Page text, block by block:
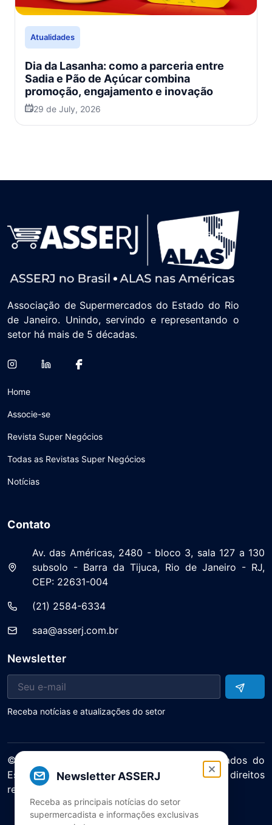
Atualidades
Dia da Lasanha: como a parceria entre
Sadia e Pão de Açúcar combina
promoção, engajamento e inovação
29 de July, 2026
Newsletter ASSERJ
Receba as principais notícias do setor
supermercadista e informações exclusivas
Associação de Supermercados do Estado do Rio
de Janeiro. Unindo, servindo e representando o
setor há mais de 5 décadas.
Home
Associe-se
Revista Super Negócios
Todas as Revistas Super Negócios
Notícias
Contato
Av. das Américas, 2480 - bloco 3, sala 127 a 130
subsolo - Barra da Tijuca, Rio de Janeiro - RJ,
CEP: 22631-004
(21) 2584-6334
saa@asserj.com.br
Newsletter
Receba notícias e atualizações do setor
© 2025 ASERJ – Associação de Supermercados do
Estado do Rio de Janeiro. Todos os direitos
reservados.
Política de Privacidade Termos de Uso